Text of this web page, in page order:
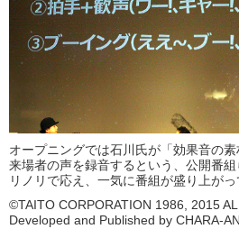
オープニングでは石川氏が「効果音の素
来場者の声を録音するという、公開番
リノリで応え、一気に番組が盛り上がっ
©TAITO CORPORATION 1986, 2015
Developed and Published by CHARA-